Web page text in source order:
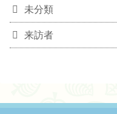
未分類
来訪者